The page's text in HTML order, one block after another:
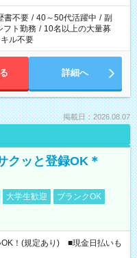
書不要 / 40～50代活躍中 / 副
フト勤務 / 10名以上の大量募
ル不要
詳細へ
掲載日：2026.08.07
クッと登録OK＊
大学生歓迎
ブランクOK
！(規定あり) ■現金日払いも